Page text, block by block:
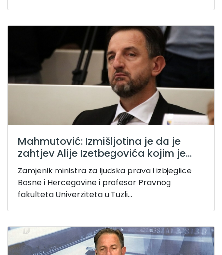
Mahmutović: Izmišljotina je da je
zahtjev Alije Izetbegovića kojim je...
Zamjenik ministra za ljudska prava i izbjeglice
Bosne i Hercegovine i profesor Pravnog
fakulteta Univerziteta u Tuzli...